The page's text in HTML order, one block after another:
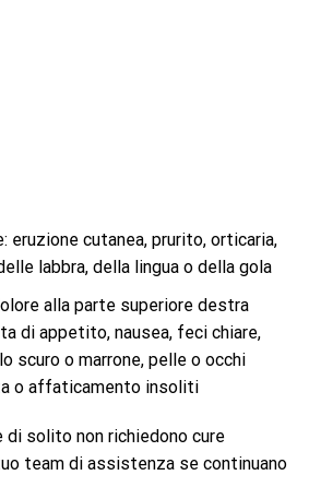
eruzione cutanea, prurito, orticaria,
labbra, della lingua o della gola
alla parte superiore destra
di appetito, nausea, feci chiare,
scuro o marrone, pelle o occhi
o affaticamento insoliti
solito non richiedono cure
team di assistenza se continuano